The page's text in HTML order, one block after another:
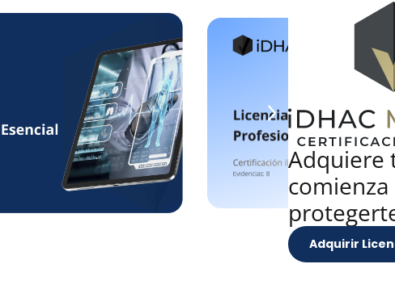
Adquiere
Adquirir